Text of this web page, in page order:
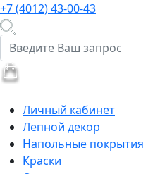
+7 (4012) 43-00-43
Личный кабинет
Лепной декор
Напольные покрытия
Краски